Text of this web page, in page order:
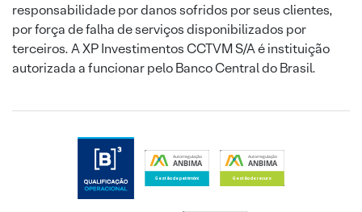
responsabilidade por danos sofridos por seus clientes,
por força de falha de serviços disponibilizados por
terceiros. A XP Investimentos CCTVM S/A é instituição
autorizada a funcionar pelo Banco Central do Brasil.